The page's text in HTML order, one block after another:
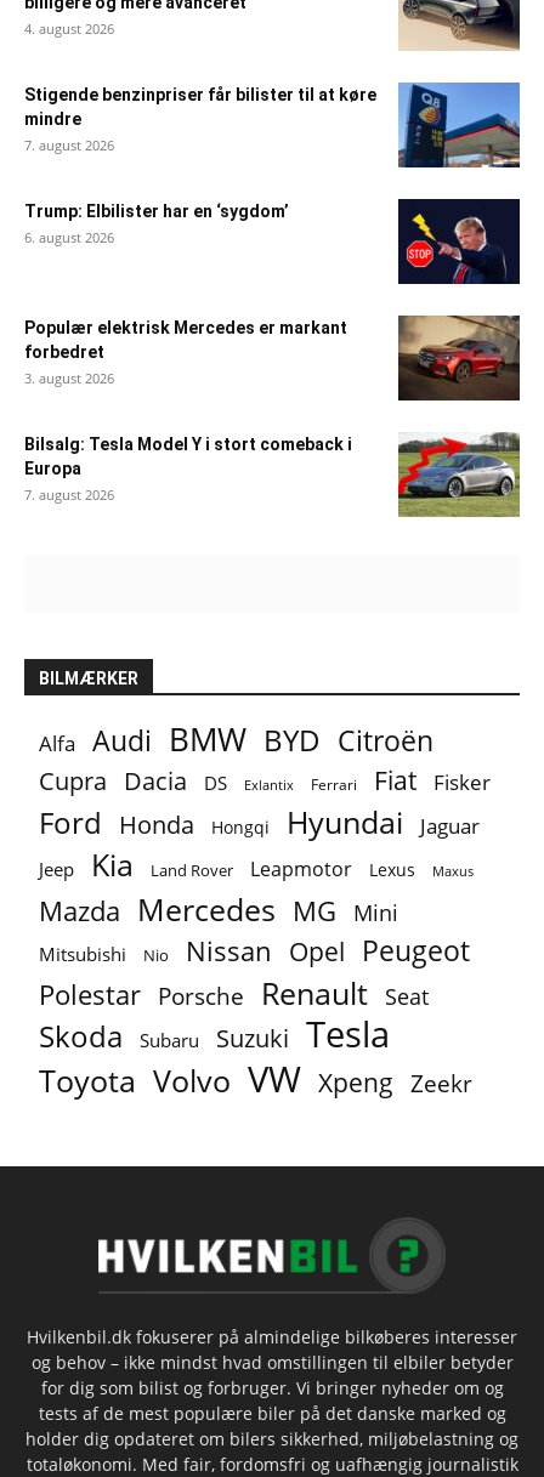
4. august 2026
Stigende benzinpriser får bilister til at køre
mindre
7. august 2026
Trump: Elbilister har en ‘sygdom’
6. august 2026
Populær elektrisk Mercedes er markant
forbedret
3. august 2026
Bilsalg: Tesla Model Y i stort comeback i
Europa
7. august 2026
BILMÆRKER
Alfa Audi BMW BYD Citroën
Cupra Dacia DS Exlantix Ferrari Fiat Fisker
Ford Honda Hongqi Hyundai Jaguar
Jeep Kia Land Rover Leapmotor Lexus Maxus
Mazda Mercedes MG Mini
Mitsubishi Nio Nissan Opel Peugeot
Polestar Porsche Renault Seat
Skoda Subaru Suzuki Tesla
Toyota Volvo VW Xpeng Zeekr
Hvilkenbil.dk fokuserer på almindelige bilkøberes interesser
og behov – ikke mindst hvad omstillingen til elbiler betyder
for dig som bilist og forbruger. Vi bringer nyheder om og
tests af de mest populære biler på det danske marked og
holder dig opdateret om bilers sikkerhed, miljøbelastning og
totaløkonomi. Med fair, fordomsfri og uafhængig journalistik